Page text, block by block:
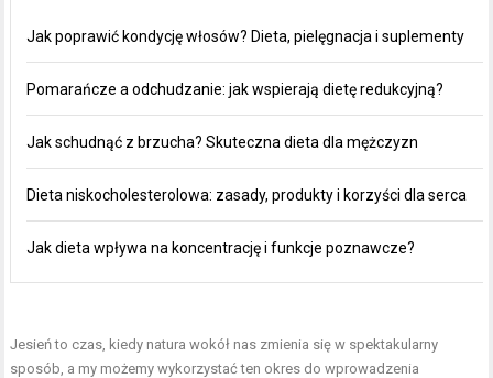
Jak poprawić kondycję włosów? Dieta, pielęgnacja i suplementy
Pomarańcze a odchudzanie: jak wspierają dietę redukcyjną?
Jak schudnąć z brzucha? Skuteczna dieta dla mężczyzn
Dieta niskocholesterolowa: zasady, produkty i korzyści dla serca
Jak dieta wpływa na koncentrację i funkcje poznawcze?
Jesień to czas, kiedy natura wokół nas zmienia się w spektakularny
sposób, a my możemy wykorzystać ten okres do wprowadzenia